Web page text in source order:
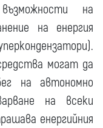
на
на енергия
могат да
на автономно
на всеки
енергийния